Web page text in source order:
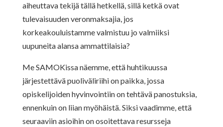
aiheuttava tekijä tällä hetkellä, sillä ketkä ovat
tulevaisuuden veronmaksajia, jos
korkeakouluistamme valmistuu jo valmiiksi
uupuneita alansa ammattilaisia?
Me SAMOKissa näemme, että huhtikuussa
järjestettävä puoliväliriihi on paikka, jossa
opiskelijoiden hyvinvointiin on tehtävä panostuksia,
ennenkuin on liian myöhäistä. Siksi vaadimme, että
seuraaviin asioihin on osoitettava resursseja